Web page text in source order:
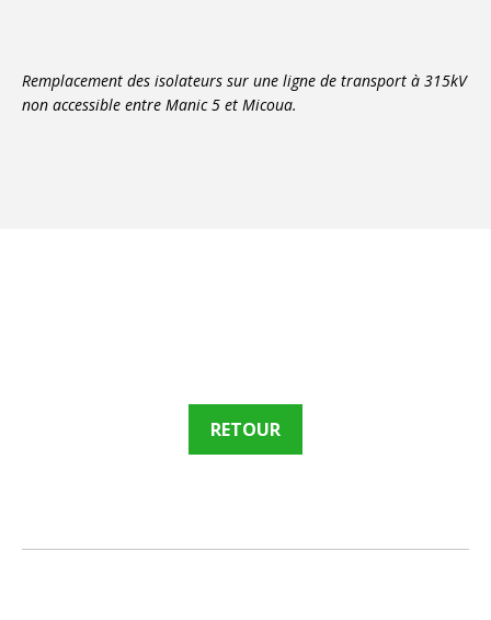
Remplacement des isolateurs sur une ligne de transport à 315kV
non accessible entre Manic 5 et Micoua.
RETOUR